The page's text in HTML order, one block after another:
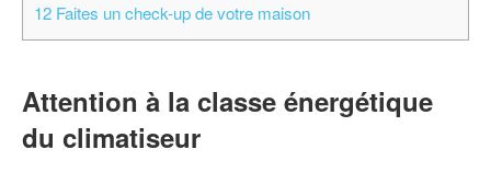
12 Faites un check-up de votre maison
Attention à la classe énergétique
du climatiseur